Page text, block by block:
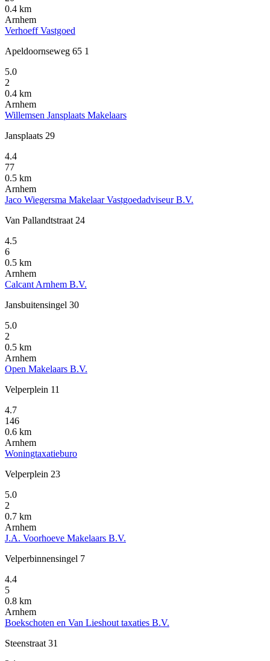
0.4 km
Arnhem
Verhoeff Vastgoed
Apeldoornseweg 65 1
5.0
2
0.4 km
Arnhem
Willemsen Jansplaats Makelaars
Jansplaats 29
4.4
77
0.5 km
Arnhem
Jaco Wiegersma Makelaar Vastgoedadviseur B.V.
Van Pallandtstraat 24
4.5
6
0.5 km
Arnhem
Calcant Arnhem B.V.
Jansbuitensingel 30
5.0
2
0.5 km
Arnhem
Open Makelaars B.V.
Velperplein 11
4.7
146
0.6 km
Arnhem
Woningtaxatieburo
Velperplein 23
5.0
2
0.7 km
Arnhem
J.A. Voorhoeve Makelaars B.V.
Velperbinnensingel 7
4.4
5
0.8 km
Arnhem
Boekschoten en Van Lieshout taxaties B.V.
Steenstraat 31